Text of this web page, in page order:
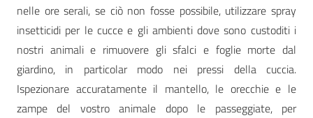
nelle ore serali, se ciò non fosse possibile, utilizzare spray
insetticidi per le cucce e gli ambienti dove sono custoditi i
nostri animali e rimuovere gli sfalci e foglie morte dal
giardino, in particolar modo nei pressi della cuccia.
Ispezionare accuratamente il mantello, le orecchie e le
zampe del vostro animale dopo le passeggiate, per